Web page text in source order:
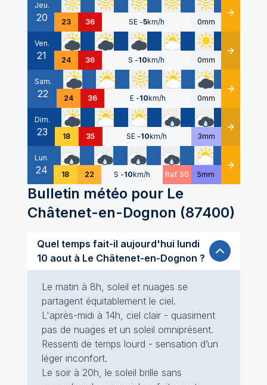
Jeu.
20 23 36 SE -5km/h 0mm Détails
Ven.
21 24 36 S -10km/h 0mm Détails
Sam.
22 24 36 E -10km/h 0mm Détails
Dim.
23 18 35 SE -10km/h 3mm Détails
Lun.
24 18 22 S -10km/h Raf. 50 5mm Détails
Bulletin météo pour Le
Châtenet-en-Dognon (87400)
Quel temps fait-il aujourd'hui lundi
10 aout à Le Châtenet-en-Dognon ?
Le matin à 8h, soleil et nuages se
partagent équitablement le ciel.
L'après-midi à 14h, ciel clair - quasiment
pas de nuages et un soleil omniprésent.
Ressenti de temps lourd - sensation d’un
léger inconfort.
Le soir à 20h, le soleil brille sans